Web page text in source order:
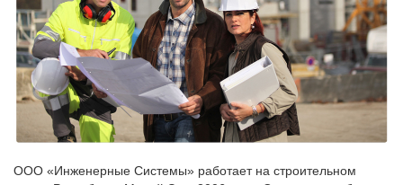
ООО «Инженерные Системы» работает на строительном